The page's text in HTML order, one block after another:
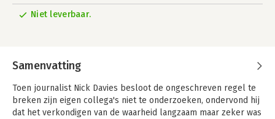
Niet leverbaar.
Samenvatting
Toen journalist Nick Davies besloot de ongeschreven regel te
breken zijn eigen collega's niet te onderzoeken, ondervond hij
dat het verkondigen van de waarheid langzaam maar zeker was